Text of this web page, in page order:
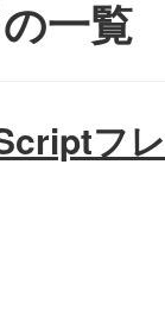
一覧
フ